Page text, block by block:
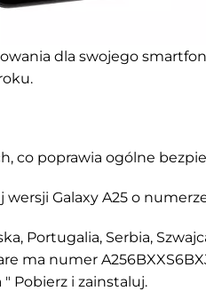
dla swojego
co poprawia ogólne
Galaxy A25 o
Portugalia, Serbia,
ma numer
Pobierz i zainstaluj.